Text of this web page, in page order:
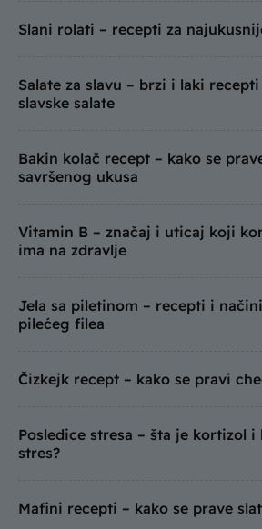
Slani rolati – recepti za
Salate za slavu – brzi i laki
slavske salate
Bakin kolač recept – kako se
savršenog ukusa
Vitamin B – značaj i uticaj koji
ima na zdravlje
Jela sa piletinom – recepti i
pilećeg filea
Čizkejk recept – kako se pravi
Posledice stresa – šta je kortizol
stres?
Mafini recepti – kako se prave